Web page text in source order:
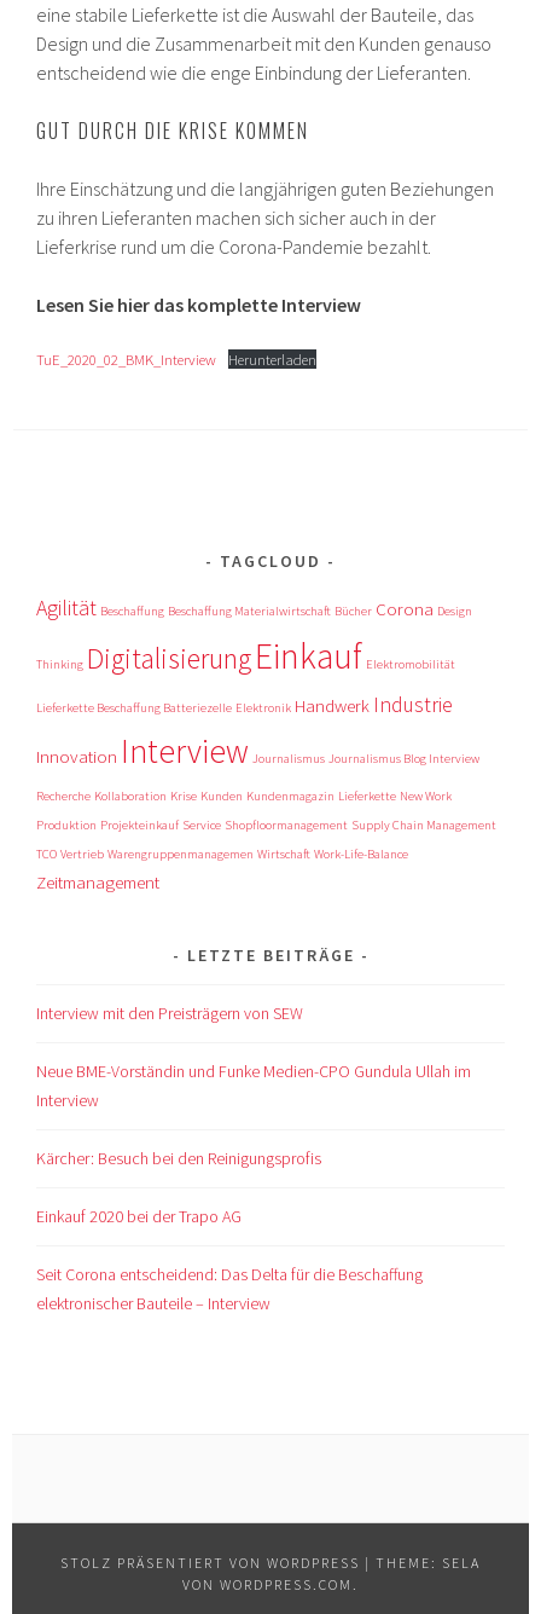
eine stabile Lieferkette ist die Auswahl der Bauteile, das
Design und die Zusammenarbeit mit den Kunden genauso
entscheidend wie die enge Einbindung der Lieferanten.
GUT DURCH DIE KRISE KOMMEN
Ihre Einschätzung und die langjährigen guten Beziehungen
zu ihren Lieferanten machen sich sicher auch in der
Lieferkrise rund um die Corona-Pandemie bezahlt.
Lesen Sie hier das komplette Interview
TuE_2020_02_BMK_Interview Herunterladen
TAGCLOUD
Agilität Beschaffung Beschaffung Materialwirtschaft Bücher Corona Design
Thinking DigitalisierungEinkauf Elektromobilität
Lieferkette Beschaffung Batteriezelle Elektronik Handwerk Industrie
Innovation Interview Journalismus Journalismus Blog Interview
Recherche Kollaboration Krise Kunden Kundenmagazin Lieferkette New Work
Produktion Projekteinkauf Service Shopfloormanagement Supply Chain Management
TCO Vertrieb Warengruppenmanagemen Wirtschaft Work-Life-Balance
Zeitmanagement
LETZTE BEITRÄGE
Interview mit den Preisträgern von SEW
Neue BME-Vorständin und Funke Medien-CPO Gundula Ullah im
Interview
Kärcher: Besuch bei den Reinigungsprofis
Einkauf 2020 bei der Trapo AG
Seit Corona entscheidend: Das Delta für die Beschaffung
elektronischer Bauteile – Interview
STOLZ PRÄSENTIERT VON WORDPRESS | THEME: SELA
VON WORDPRESS.COM